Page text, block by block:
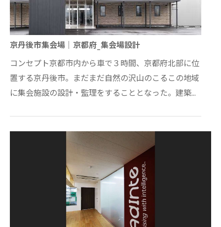
京丹後市集会場｜京都府_集会場設計
コンセプト京都市内から車で３時間、京都府北部に位
置する京丹後市。まだまだ自然の沢山のこるこの地域
に集会施設の設計・監理をすることとなった。建築と